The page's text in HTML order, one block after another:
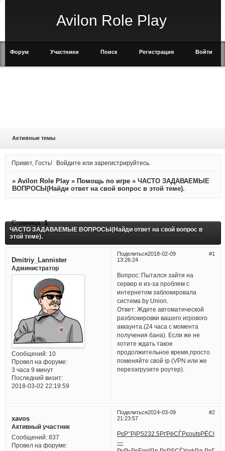
Avilon Role Play
Форум Участники Поиск Регистрация Войти
Активные темы
Привет, Гость! Войдите илизарегистрируйтесь
» Avilon Role Play » Помощь по игре » ЧАСТО ЗАДАВАЕМЫЕ
ВОПРОСЫ(Найди ответ на свой вопрос в этой теме).
ЧАСТО ЗАДАВАЕМЫЕ ВОПРОСЫ(Найди ответ на свой вопрос в
этой теме).
Страница:1
Поделиться 1
2018-02-09
13:26:24
Dmitriy_Lannister
Администратор
Сообщений:10
Провел на форуме:
3 часа 9 минут
Последний визит:
2018-03-02 22:19:59
Вопрос: Пытался зайти на
сервер и из-за проблем с
интернетом заблокировала
система by Union.
Ответ: Ждите автоматической
разблокировки вашего игрового
аккаунта.(24 часа с момента
получения бана). Если же не
хотите ждать такое
продолжительное время,просто
поменяйте свой ip (VPN или же
перезагрузите роутер).
Поделиться 2
2024-03-09
21:23:57
xavos
Активный участник
Сообщений:837
Провел на форуме:
РєР°РјРЅ232.5РґРёСЃРєouts
—